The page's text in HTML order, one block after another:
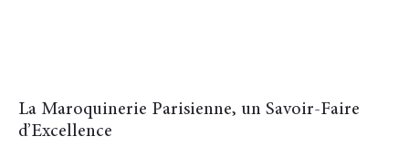
La Maroquinerie Parisienne, un Savoir-Faire
d’Excellence